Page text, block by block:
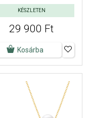
KÉSZLETEN
29 900 Ft
Kosárba